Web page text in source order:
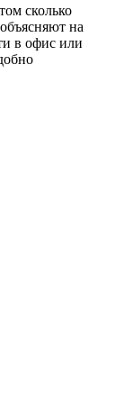
сколько
на
в офис или